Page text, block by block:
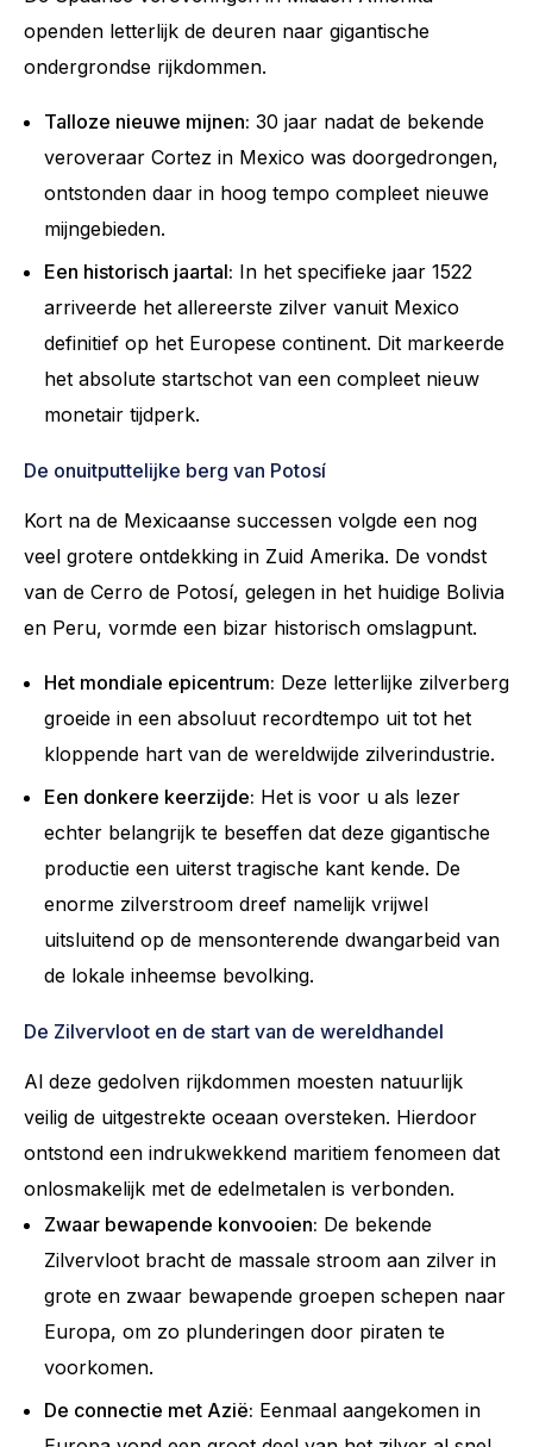
openden letterlijk de deuren naar gigantische
ondergrondse rijkdommen.
Talloze nieuwe mijnen: 30 jaar nadat de bekende
veroveraar Cortez in Mexico was doorgedrongen,
ontstonden daar in hoog tempo compleet nieuwe
mijngebieden.
Een historisch jaartal: In het specifieke jaar 1522
arriveerde het allereerste zilver vanuit Mexico
definitief op het Europese continent. Dit markeerde
het absolute startschot van een compleet nieuw
monetair tijdperk.
De onuitputtelijke berg van Potosí
Kort na de Mexicaanse successen volgde een nog
veel grotere ontdekking in Zuid Amerika. De vondst
van de Cerro de Potosí, gelegen in het huidige Bolivia
en Peru, vormde een bizar historisch omslagpunt.
Het mondiale epicentrum: Deze letterlijke zilverberg
groeide in een absoluut recordtempo uit tot het
kloppende hart van de wereldwijde zilverindustrie.
Een donkere keerzijde: Het is voor u als lezer
echter belangrijk te beseffen dat deze gigantische
productie een uiterst tragische kant kende. De
enorme zilverstroom dreef namelijk vrijwel
uitsluitend op de mensonterende dwangarbeid van
de lokale inheemse bevolking.
De Zilvervloot en de start van de wereldhandel
Al deze gedolven rijkdommen moesten natuurlijk
veilig de uitgestrekte oceaan oversteken. Hierdoor
ontstond een indrukwekkend maritiem fenomeen dat
onlosmakelijk met de edelmetalen is verbonden.
Zwaar bewapende konvooien: De bekende
Zilvervloot bracht de massale stroom aan zilver in
grote en zwaar bewapende groepen schepen naar
Europa, om zo plunderingen door piraten te
voorkomen.
De connectie met Azië: Eenmaal aangekomen in